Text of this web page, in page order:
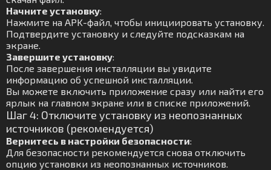
Начните установку:
Нажмите на APK-файл, чтобы инициировать установку.
Подтвердите установку и следуйте подсказкам на
экране.
Завершите установку:
После завершения инсталляции вы увидите
информацию об успешной инсталляции.
Вы можете включить приложение сразу или найти его
ярлык на главном экране или в списке приложений.
Шаг 4: Отключите установку из неопознанных
источников (рекомендуется)
Вернитесь в настройки безопасности:
Для безопасности рекомендуется снова отключить
опцию установки из неопознанных источников.